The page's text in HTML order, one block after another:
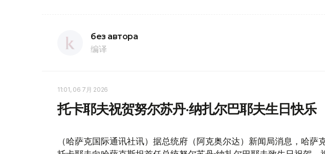
без автора
编译
11:01, 06 7月 2026
托卡耶夫祝贺努尔苏丹·纳扎尔巴耶夫生日快乐
（哈萨克国际通讯社讯）据总统府（阿克奥尔达）新闻局消息，哈萨